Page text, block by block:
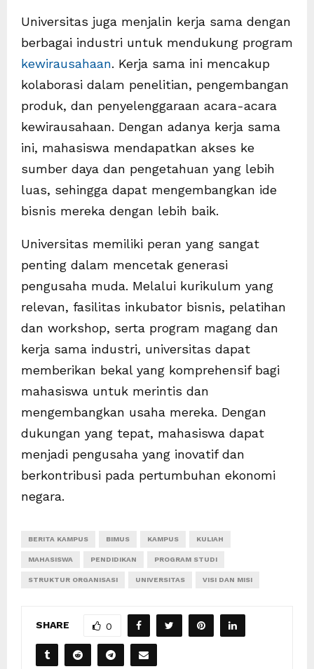
Universitas juga menjalin kerja sama dengan
berbagai industri untuk mendukung program
kewirausahaan. Kerja sama ini mencakup
kolaborasi dalam penelitian, pengembangan
produk, dan penyelenggaraan acara-acara
kewirausahaan. Dengan adanya kerja sama
ini, mahasiswa mendapatkan akses ke
sumber daya dan pengetahuan yang lebih
luas, sehingga dapat mengembangkan ide
bisnis mereka dengan lebih baik.
Universitas memiliki peran yang sangat
penting dalam mencetak generasi
pengusaha muda. Melalui kurikulum yang
relevan, fasilitas inkubator bisnis, pelatihan
dan workshop, serta program magang dan
kerja sama industri, universitas dapat
memberikan bekal yang komprehensif bagi
mahasiswa untuk merintis dan
mengembangkan usaha mereka. Dengan
dukungan yang tepat, mahasiswa dapat
menjadi pengusaha yang inovatif dan
berkontribusi pada pertumbuhan ekonomi
negara.
BERITA KAMPUS BIMUS KAMPUS KULIAH
MAHASISWA PENDIDIKAN PROGRAM STUDI
STRUKTUR ORGANISASI UNIVERSITAS VISI DAN MISI
SHARE 0